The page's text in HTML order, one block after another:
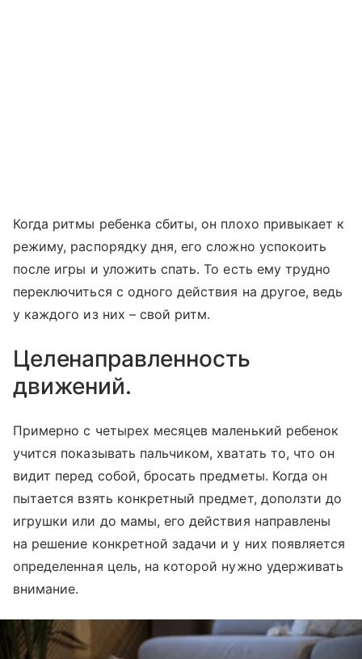
Когда ритмы ребенка сбиты, он плохо привыкает к
режиму, распорядку дня, его сложно успокоить
после игры и уложить спать. То есть ему трудно
переключиться с одного действия на другое, ведь
у каждого из них – свой ритм.
Целенаправленность
движений.
Примерно с четырех месяцев маленький ребенок
учится показывать пальчиком, хватать то, что он
видит перед собой, бросать предметы. Когда он
пытается взять конкретный предмет, доползти до
игрушки или до мамы, его действия направлены
на решение конкретной задачи и у них появляется
определенная цель, на которой нужно удерживать
внимание.